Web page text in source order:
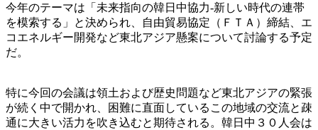
今年のテーマは「未来指向の韓日中協力-新しい時代の連帯
を模索する」と決められ、自由貿易協定（ＦＴＡ）締結、エ
コエネルギー開発など東北アジア懸案について討論する予定
だ。
特に今回の会議は領土および歴史問題など東北アジアの緊張
が続く中で開かれ、困難に直面しているこの地域の交流と疎
通に大きい活力を吹き込むと期待される。韓日中３０人会は